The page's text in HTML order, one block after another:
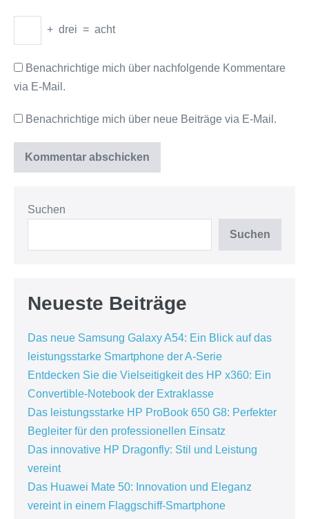
+ drei = acht
Benachrichtige mich über nachfolgende Kommentare
via E-Mail.
Benachrichtige mich über neue Beiträge via E-Mail.
Suchen
Suchen
Neueste Beiträge
Das neue Samsung Galaxy A54: Ein Blick auf das
leistungsstarke Smartphone der A-Serie
Entdecken Sie die Vielseitigkeit des HP x360: Ein
Convertible-Notebook der Extraklasse
Das leistungsstarke HP ProBook 650 G8: Perfekter
Begleiter für den professionellen Einsatz
Das innovative HP Dragonfly: Stil und Leistung
vereint
Das Huawei Mate 50: Innovation und Eleganz
vereint in einem Flaggschiff-Smartphone